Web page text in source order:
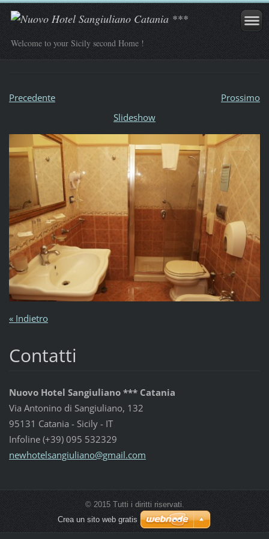
Welcome to your Sicily second Home !
Precedente
Prossimo
Slideshow
« Indietro
Contatti
Nuovo Hotel Sangiuliano *** Catania
Via Antonino di Sangiuliano, 132
95131 Catania - Sicily - IT
Infoline (+39) 095 532329
newhotelsangiuliano@gmail.com
© 2015 Tutti i diritti riservati.
Crea un sito web gratis